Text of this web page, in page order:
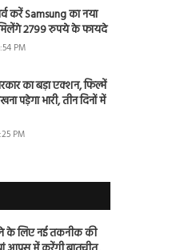
करें Samsung का नया
2799 रुपये के फायदे
PM
का बड़ा एक्शन, फिल्में
पड़ेगा भारी, तीन दिनों में
PM
के लिए नई तकनीक की